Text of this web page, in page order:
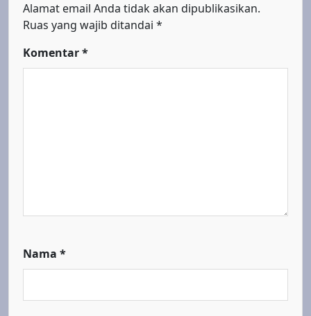
Alamat email Anda tidak akan dipublikasikan.
Ruas yang wajib ditandai *
Komentar*
Nama *